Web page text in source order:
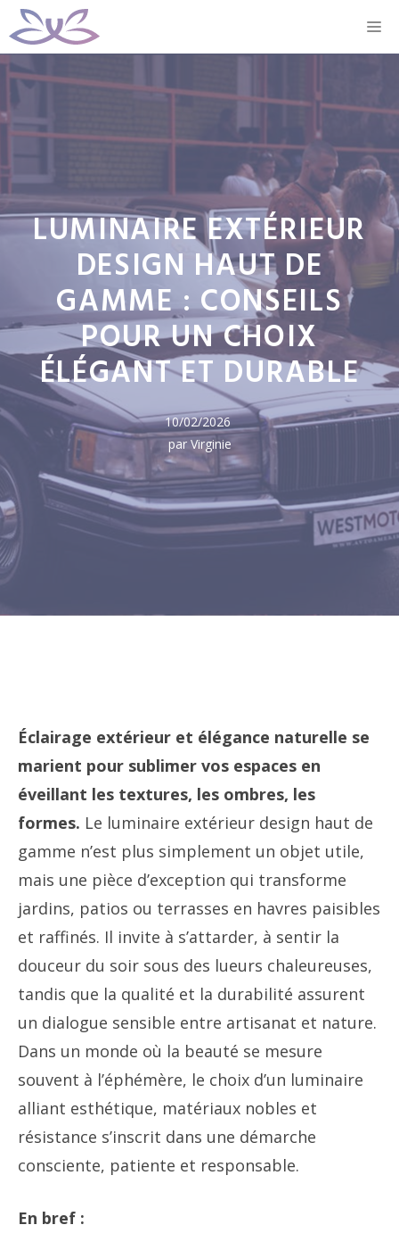
Aller
au
contenu
LUMINAIRE EXTÉRIEUR
DESIGN HAUT DE
GAMME : CONSEILS
POUR UN CHOIX
ÉLÉGANT ET DURABLE
10/02/2026
par Virginie
Éclairage extérieur et élégance naturelle se
marient pour sublimer vos espaces en
éveillant les textures, les ombres, les
formes. Le luminaire extérieur design haut de
gamme n’est plus simplement un objet utile,
mais une pièce d’exception qui transforme
jardins, patios ou terrasses en havres paisibles
et raffinés. Il invite à s’attarder, à sentir la
douceur du soir sous des lueurs chaleureuses,
tandis que la qualité et la durabilité assurent
un dialogue sensible entre artisanat et nature.
Dans un monde où la beauté se mesure
souvent à l’éphémère, le choix d’un luminaire
alliant esthétique, matériaux nobles et
résistance s’inscrit dans une démarche
consciente, patiente et responsable.
En bref :